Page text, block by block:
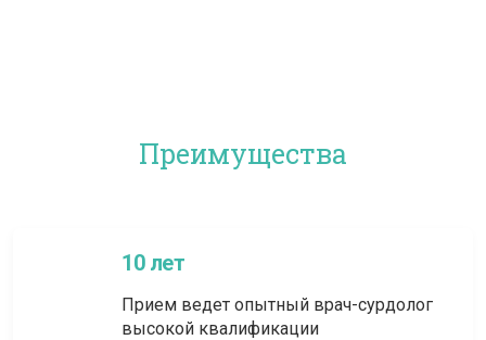
Преимущества
10 лет
Прием ведет опытный врач-сурдолог
высокой квалификации